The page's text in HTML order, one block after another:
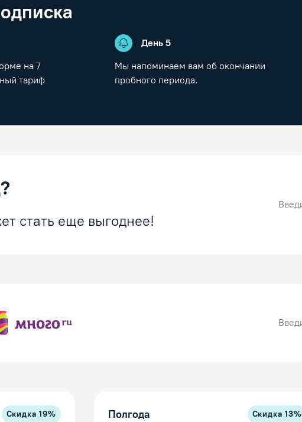
на 7
тариф
День 5
Мы напоминаем вам об окончании
пробного периода.
стать еще выгоднее!
Скидка19% Полгода Скидка13%